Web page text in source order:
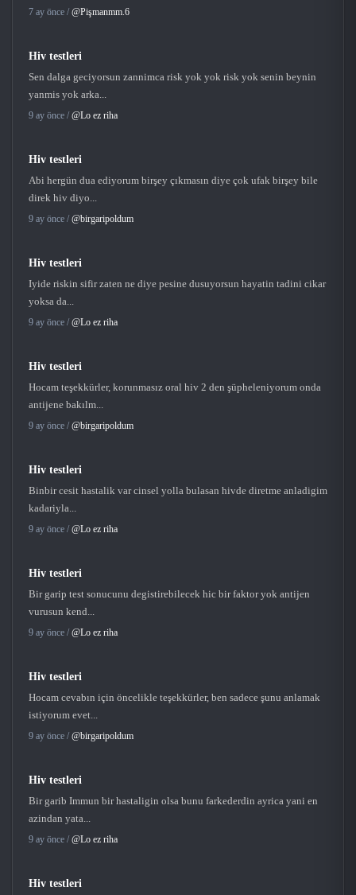
7 ay önce / @Pişmanmm.6
Hiv testleri
Sen dalga geciyorsun zannimca risk yok yok risk yok senin beynin
yanmis yok arka...
9 ay önce / @Lo ez riha
Hiv testleri
Abi hergün dua ediyorum birşey çıkmasın diye çok ufak birşey bile
direk hiv diyo...
9 ay önce / @birgaripoldum
Hiv testleri
Iyide riskin sifir zaten ne diye pesine dusuyorsun hayatin tadini cikar
yoksa da...
9 ay önce / @Lo ez riha
Hiv testleri
Hocam teşekkürler, korunmasız oral hiv 2 den şüpheleniyorum onda
antijene bakılm...
9 ay önce / @birgaripoldum
Hiv testleri
Binbir cesit hastalik var cinsel yolla bulasan hivde diretme anladigim
kadariyla...
9 ay önce / @Lo ez riha
Hiv testleri
Bir garip test sonucunu degistirebilecek hic bir faktor yok antijen
vurusun kend...
9 ay önce / @Lo ez riha
Hiv testleri
Hocam cevabın için öncelikle teşekkürler, ben sadece şunu anlamak
istiyorum evet...
9 ay önce / @birgaripoldum
Hiv testleri
Bir garib Immun bir hastaligin olsa bunu farkederdin ayrica yani en
azindan yata...
9 ay önce / @Lo ez riha
Hiv testleri